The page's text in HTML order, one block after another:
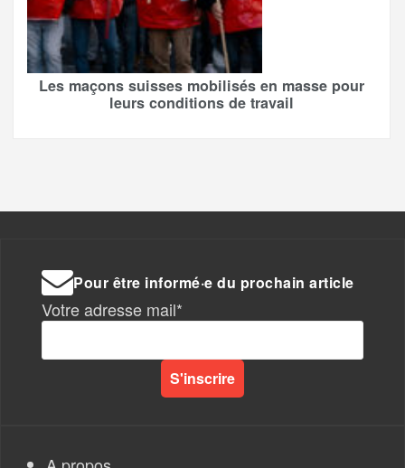
Les maçons suisses mobilisés en masse pour
leurs conditions de travail
Pour être informé·e du prochain article
Votre adresse mail*